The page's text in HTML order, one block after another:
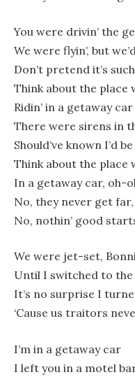
You were drivin’ the
We were flyin’, but
Don’t pretend it’s
Think about the place
Ridin’ in a getaway car
There were sirens in
Should’ve known I’d
Think about the place
In a getaway car, oh-
No, they never get
No, nothin’ good
We were jet-set,
Until I switched to
It’s no surprise I
‘Cause us traitors
I’m in a getaway car
I left you in a motel